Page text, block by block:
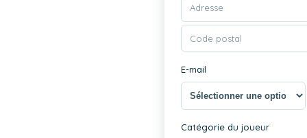
E-mail
Catégorie du joueur